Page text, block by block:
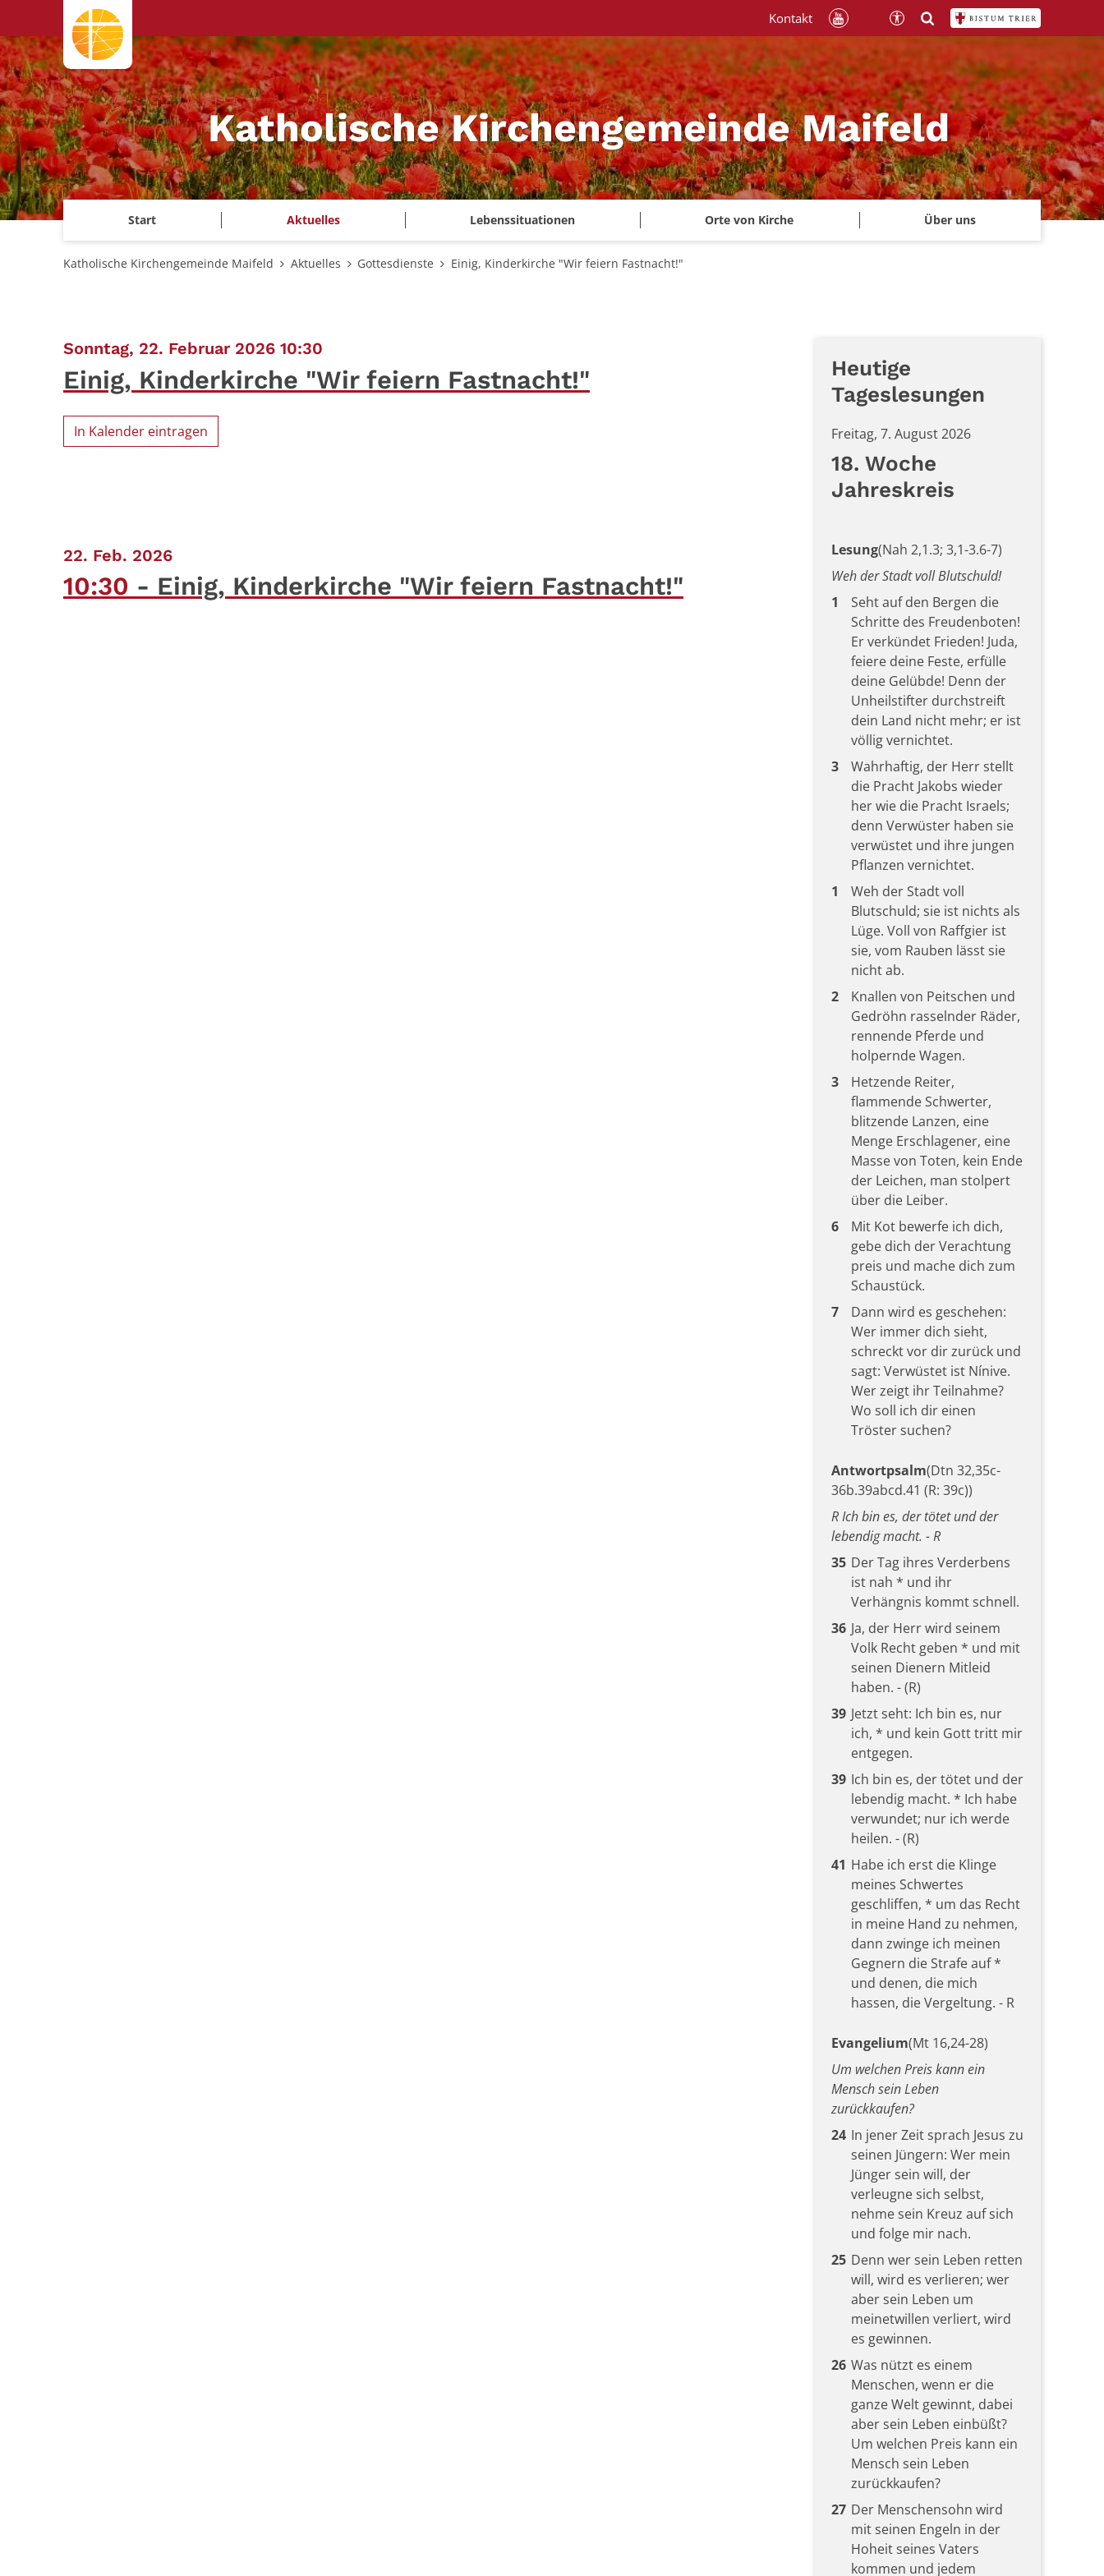
Zum Inhalt springen
Katholische Kirchengemeinde Maifeld
Start Aktuelles Lebenssituationen Orte von Kirche Über uns
Kontakt
Katholische Kirchengemeinde Maifeld Aktuelles Gottesdienste Einig, Kinderkirche "Wir feiern Fastnacht!"
Sonntag, 22. Februar 2026 10:30
Einig, Kinderkirche "Wir feiern Fastnacht!"
In Kalender eintragen
22. Feb. 2026:
10:30 Einig, Kinderkirche "Wir feiern Fastnacht!"
Heutige
Tageslesungen
Freitag, 7. August 2026
18. Woche
Jahreskreis
Lesung(Nah 2,1.3; 3,1-3.6-7)
Weh der Stadt voll Blutschuld!
1
Seht auf den Bergen die
Schritte des Freudenboten!
Er verkündet Frieden! Juda,
feiere deine Feste, erfülle
deine Gelübde! Denn der
Unheilstifter durchstreift
dein Land nicht mehr; er ist
völlig vernichtet.
3
Wahrhaftig, der Herr stellt
die Pracht Jakobs wieder
her wie die Pracht Israels;
denn Verwüster haben sie
verwüstet und ihre jungen
Pflanzen vernichtet.
1
Weh der Stadt voll
Blutschuld; sie ist nichts als
Lüge. Voll von Raffgier ist
sie, vom Rauben lässt sie
nicht ab.
2
Knallen von Peitschen und
Gedröhn rasselnder Räder,
rennende Pferde und
holpernde Wagen.
3
Hetzende Reiter,
flammende Schwerter,
blitzende Lanzen, eine
Menge Erschlagener, eine
Masse von Toten, kein Ende
der Leichen, man stolpert
über die Leiber.
6
Mit Kot bewerfe ich dich,
gebe dich der Verachtung
preis und mache dich zum
Schaustück.
7
Dann wird es geschehen:
Wer immer dich sieht,
schreckt vor dir zurück und
sagt: Verwüstet ist Nínive.
Wer zeigt ihr Teilnahme?
Wo soll ich dir einen
Tröster suchen?
Antwortpsalm(Dtn 32,35c-
36b.39abcd.41 (R: 39c))
R Ich bin es, der tötet und der
lebendig macht. - R
35 Der Tag ihres Verderbens
ist nah * und ihr
Verhängnis kommt schnell.
36 Ja, der Herr wird seinem
Volk Recht geben * und mit
seinen Dienern Mitleid
haben. - (R)
39 Jetzt seht: Ich bin es, nur
ich, * und kein Gott tritt mir
entgegen.
39 Ich bin es, der tötet und der
lebendig macht. * Ich habe
verwundet; nur ich werde
heilen. - (R)
41 Habe ich erst die Klinge
meines Schwertes
geschliffen, * um das Recht
in meine Hand zu nehmen,
dann zwinge ich meinen
Gegnern die Strafe auf *
und denen, die mich
hassen, die Vergeltung. - R
Evangelium(Mt 16,24-28)
Um welchen Preis kann ein
Mensch sein Leben
zurückkaufen?
24 In jener Zeit sprach Jesus zu
seinen Jüngern: Wer mein
Jünger sein will, der
verleugne sich selbst,
nehme sein Kreuz auf sich
und folge mir nach.
25 Denn wer sein Leben retten
will, wird es verlieren; wer
aber sein Leben um
meinetwillen verliert, wird
es gewinnen.
26 Was nützt es einem
Menschen, wenn er die
ganze Welt gewinnt, dabei
aber sein Leben einbüßt?
Um welchen Preis kann ein
Mensch sein Leben
zurückkaufen?
27 Der Menschensohn wird
mit seinen Engeln in der
Hoheit seines Vaters
kommen und jedem